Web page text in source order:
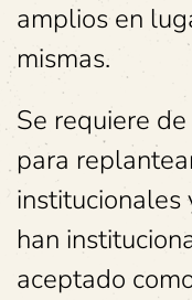
amplios en
mismas.
Se requiere
para
institucionales
han
aceptado